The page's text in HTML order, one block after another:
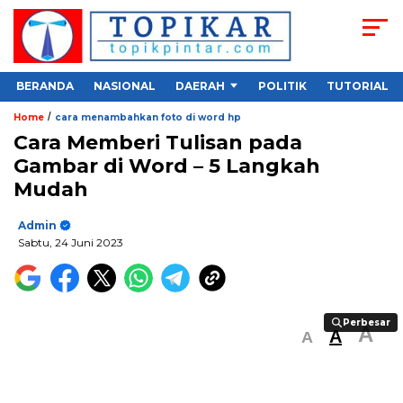
BERANDA NASIONAL DAERAH POLITIK TUTORIAL
Home / cara menambahkan foto di word hp
Cara Memberi Tulisan pada
Gambar di Word – 5 Langkah
Mudah
Admin
Sabtu, 24 Juni 2023
Perbesar
Perbesar
A A A